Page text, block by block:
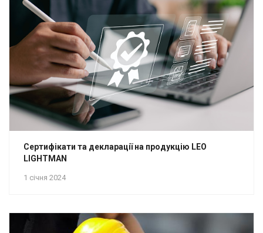
1 січня 2024
Сертифікати та декларації на продукцію LEO
LIGHTMAN